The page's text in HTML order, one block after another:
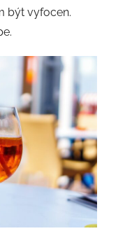
být vyfocen.